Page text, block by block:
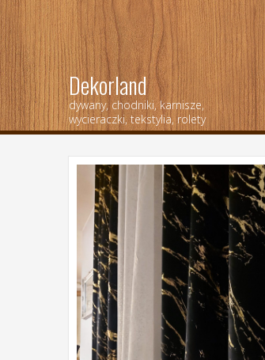
Dekorland
dywany, chodniki, karnisze,
wycieraczki, tekstylia, rolety